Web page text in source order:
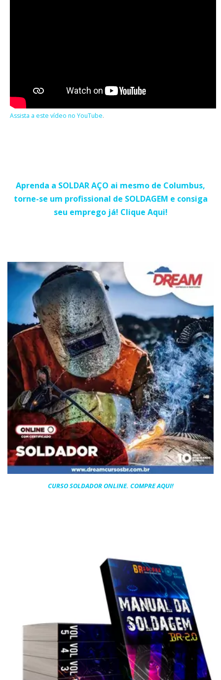
Assista a este vídeo no YouTube.
Aprenda a SOLDAR AÇO ai mesmo de Columbus,
torne-se um profissional de SOLDAGEM e consiga
seu emprego já! Clique Aqui!
CURSO SOLDADOR ONLINE. COMPRE AQUI!